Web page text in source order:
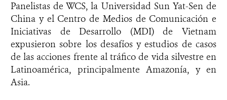
Panelistas de WCS, la Universidad Sun Yat-Sen de
China y el Centro de Medios de Comunicación e
Iniciativas de Desarrollo (MDI) de Vietnam
expusieron sobre los desafíos y estudios de casos
de las acciones frente al tráfico de vida silvestre en
Latinoamérica, principalmente Amazonía, y en
Asia.